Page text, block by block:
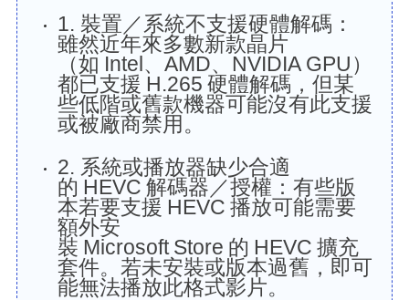
1. 裝置／系統不支援硬體解碼：
雖然近年來多數新款晶片
（如 Intel、AMD、NVIDIA GPU）
都已支援 H.265 硬體解碼，但某
些低階或舊款機器可能沒有此支援
或被廠商禁用。
2. 系統或播放器缺少合適
的 HEVC 解碼器／授權：有些版
本若要支援 HEVC 播放可能需要
額外安
裝 Microsoft Store 的 HEVC 擴充
套件。若未安裝或版本過舊，即可
能無法播放此格式影片。